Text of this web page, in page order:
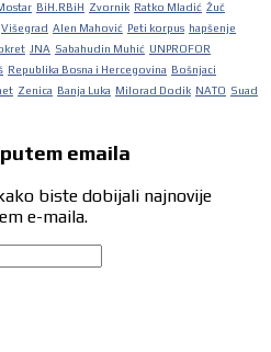
BiH.RBiH Zvornik Ratko Mladić Žuč
Višegrad Alen Mahović Peti korpus hapšenje
JNA Sabahudin Muhić UNPROFOR
Republika Bosna i Hercegovina Bošnjaci
Zenica Banja Luka Milorad Dodik NATO Suad
emaila
biste dobijali najnovije
e-maila.